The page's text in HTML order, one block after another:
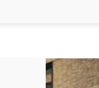
Дипломи, що
міжнародному
Пропонується